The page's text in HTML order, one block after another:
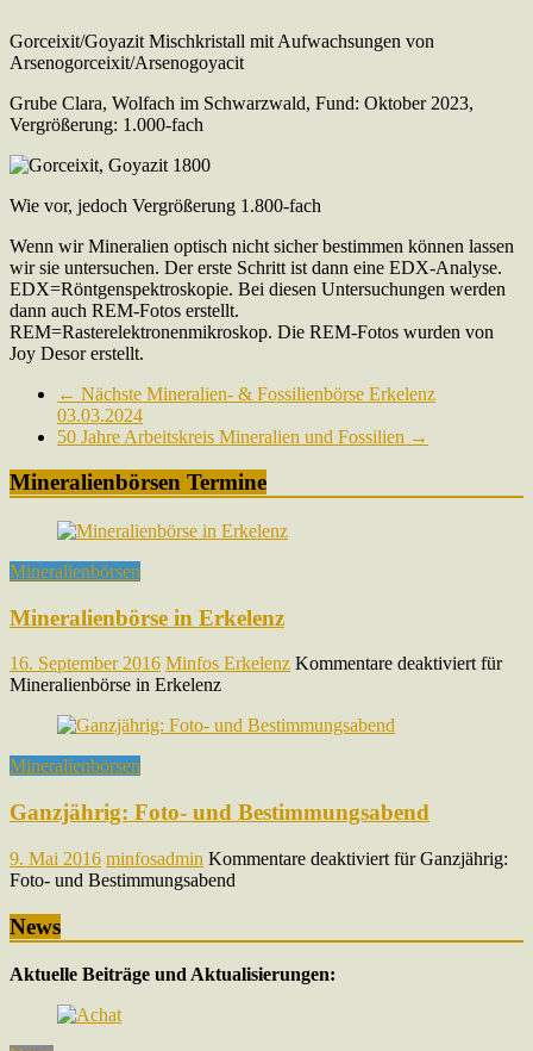
Gorceixit/Goyazit Mischkristall mit Aufwachsungen von
Arsenogorceixit/Arsenogoyacit
Grube Clara, Wolfach im Schwarzwald, Fund: Oktober 2023,
Vergrößerung: 1.000-fach
Wie vor, jedoch Vergrößerung 1.800-fach
Wenn wir Mineralien optisch nicht sicher bestimmen können lassen
wir sie untersuchen. Der erste Schritt ist dann eine EDX-Analyse.
EDX=Röntgenspektroskopie. Bei diesen Untersuchungen werden
dann auch REM-Fotos erstellt.
REM=Rasterelektronenmikroskop. Die REM-Fotos wurden von
Joy Desor erstellt.
← Nächste Mineralien- & Fossilienbörse Erkelenz
03.03.2024
50 Jahre Arbeitskreis Mineralien und Fossilien →
Mineralienbörsen Termine
Mineralienbörsen
Mineralienbörse in Erkelenz
16. September 2016 Minfos Erkelenz Kommentare deaktiviert für
Mineralienbörse in Erkelenz
Mineralienbörsen
Ganzjährig: Foto- und Bestimmungsabend
9. Mai 2016 minfosadmin Kommentare deaktiviert für Ganzjährig:
Foto- und Bestimmungsabend
News
Aktuelle Beiträge und Aktualisierungen: